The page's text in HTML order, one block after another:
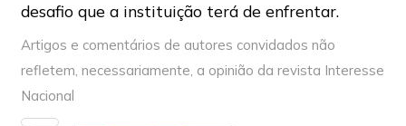
desafio que a instituição terá de enfrentar.
Artigos e comentários de autores convidados não
refletem, necessariamente, a opinião da revista Interesse
Nacional